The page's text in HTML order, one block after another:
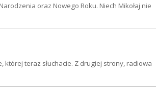
oraz Nowego Roku. Niech Mikołaj nie
teraz słuchacie. Z drugiej strony, radiowa